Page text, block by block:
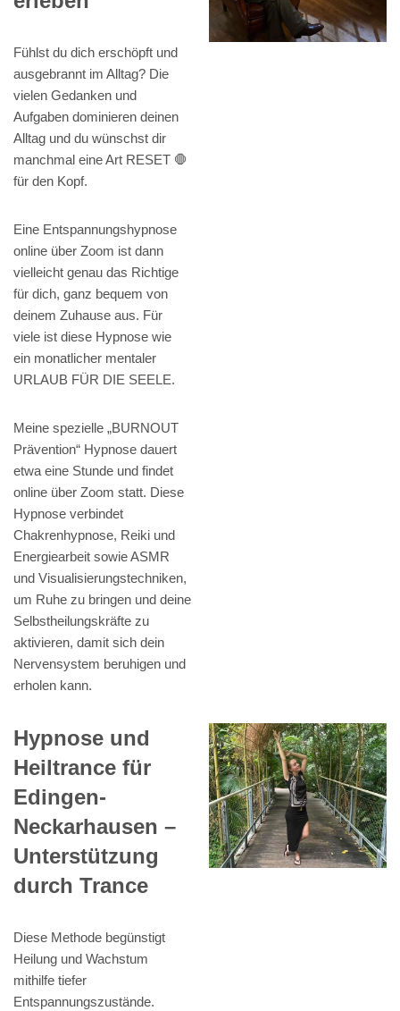
Fühlst du dich erschöpft und
ausgebrannt im Alltag? Die
vielen Gedanken und
Aufgaben dominieren deinen
Alltag und du wünschst dir
manchmal eine Art RESET 🛑
für den Kopf.
Eine Entspannungshypnose
online über Zoom ist dann
vielleicht genau das Richtige
für dich, ganz bequem von
deinem Zuhause aus. Für
viele ist diese Hypnose wie
ein monatlicher mentaler
URLAUB FÜR DIE SEELE.
Meine spezielle „BURNOUT
Prävention“ Hypnose dauert
etwa eine Stunde und findet
online über Zoom statt. Diese
Hypnose verbindet
Chakrenhypnose, Reiki und
Energiearbeit sowie ASMR
und Visualisierungstechniken,
um Ruhe zu bringen und deine
Selbstheilungskräfte zu
aktivieren, damit sich dein
Nervensystem beruhigen und
erholen kann.
Hypnose und
Heiltrance für
Edingen-
Neckarhausen –
Unterstützung
durch Trance
Diese Methode begünstigt
Heilung und Wachstum
mithilfe tiefer
Entspannungszustände.